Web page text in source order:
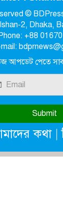
©
2, Dhaka,
+88
আপডেট পেতে
কথা|